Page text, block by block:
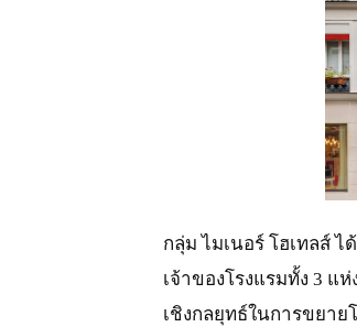
กลุ่ม ไมเนอร์ โฮเทลส์ ไ
เจ้าของโรงแรมทั้ง 3 แ
เชิงกลยุทธ์ในการขยาย